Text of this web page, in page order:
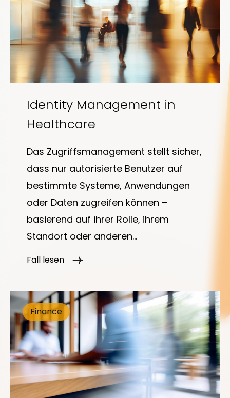
Über
Insights
Identity Management in
Healthcare
Das Zugriffsmanagement stellt sicher,
dass nur autorisierte Benutzer auf
bestimmte Systeme, Anwendungen
oder Daten zugreifen können –
basierend auf ihrer Rolle, ihrem
Standort oder anderen
Authentifizierung (MFA), föderierten
Zugriff und richtlinienbasierte
Zugriffskontrolle. Bei effektiver
Implementierung.
Fall lesen
Finance